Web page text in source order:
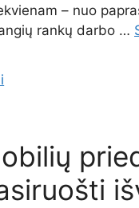
– nuo
rankų darbo …